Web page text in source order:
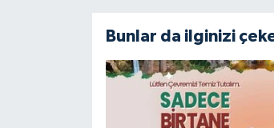
Bunlar da ilginizi